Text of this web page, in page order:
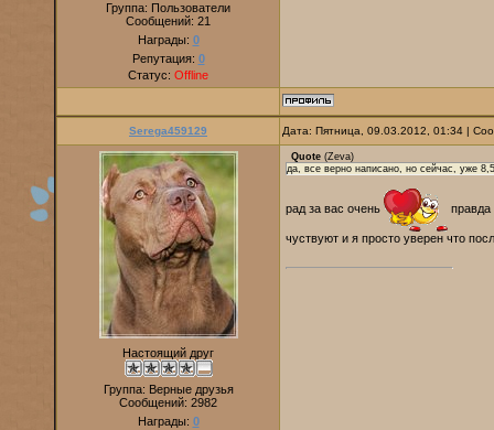
Группа: Пользователи
Сообщений: 21
Награды: 0
Репутация: 0
Статус: Offline
Serega459129 Дата: Пятница, 09.03.2012, 01:34 |
Настоящий друг
Группа: Верные друзья
Сообщений: 2982
Награды: 0
Quote (Zeva)
да, все верно написано, но сейчас, уже
рад за вас очень правда
чуствуют и я просто уверен что